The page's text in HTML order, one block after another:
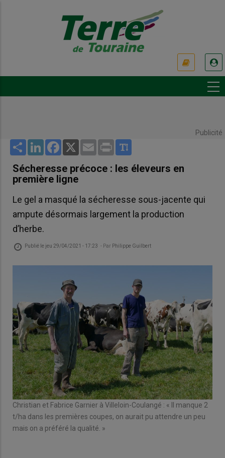
Publicité
Share LinkedInFacebook
X Email Print
Sécheresse précoce : les éleveurs en
première ligne
Le gel a masqué la sécheresse sous-jacente qui
ampute désormais largement la production
d’herbe.
Publié le jeu 29/04/2021 - 17:23 - Par Philippe Guilbert
Christian et Fabrice Garnier à Villeloin-Coulangé : « Il manque 2
t/ha dans les premières coupes, on aurait pu attendre un peu
mais on a préféré la qualité. »